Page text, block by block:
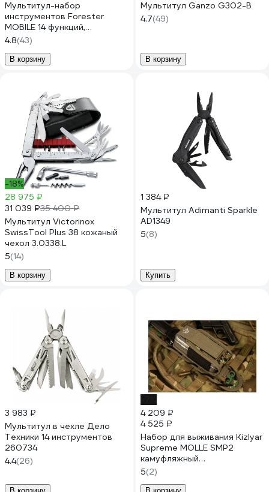
Мультитул-набор
инструментов Forester
MOBILE 14 функций,
плоскогубцы, пассатижи,
кусачки, нож OEC-3
4.8(43)
В корзину
Мультитул Ganzo G302-B
4.7(49)
В корзину
-18%
28 975 ₽
31 039 ₽35 400 ₽
Мультитул Victorinox
SwissTool Plus 38 кожаный
чехол 3.0338.L
5(14)
В корзину
1 384 ₽
Мультитул Adimanti Sparkle
AD1349
5(8)
Купить
3 983 ₽
Мультитул в чехле Дело
Техники 14 инструментов
260734
4.4(26)
4 209 ₽
4 525 ₽
Набор для выживания Kizlyar
Supreme MOLLE SMP2
камуфляжный
4610094292944
5(2)